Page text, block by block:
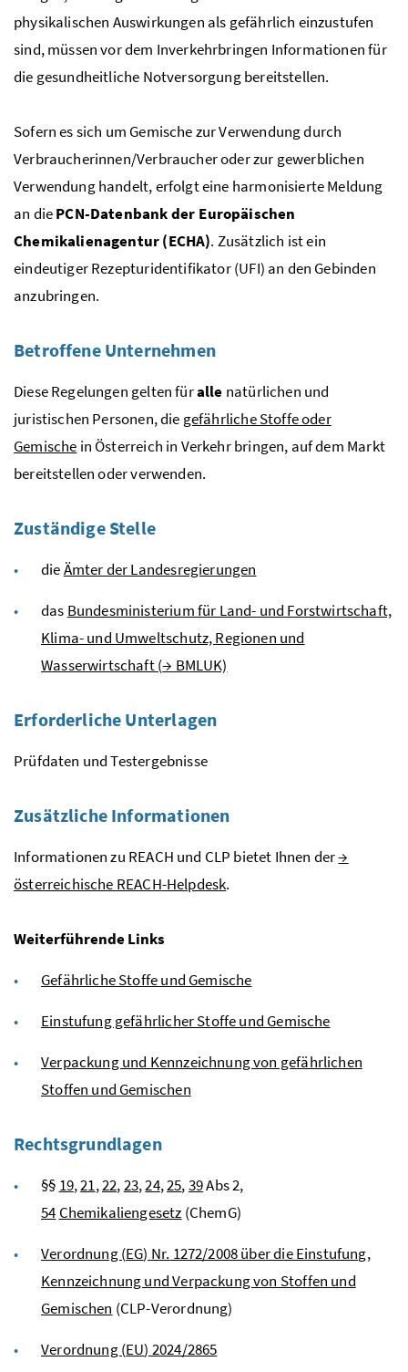
physikalischen Auswirkungen als gefährlich einzustufen
sind, müssen vor dem Inverkehrbringen Informationen für
die gesundheitliche Notversorgung bereitstellen.
Sofern es sich um Gemische zur Verwendung durch
Verbraucherinnen/Verbraucher oder zur gewerblichen
Verwendung handelt, erfolgt eine harmonisierte Meldung
an diePCN-Datenbank der Europäischen
Chemikalienagentur (ECHA). Zusätzlich ist ein
eindeutiger Rezepturidentifikator (UFI) an den Gebinden
anzubringen.
Betroffene Unternehmen
Diese Regelungen gelten füralle natürlichen und
juristischen Personen, die gefährliche Stoffe oder
Gemische in Österreich in Verkehr bringen, auf dem Markt
bereitstellen oder verwenden.
Zuständige Stelle
dieÄmter der Landesregierungen
das Bundesministerium für Land- und Forstwirtschaft,
Klima- und Umweltschutz, Regionen und
Wasserwirtschaft (→ BMLUK)
Erforderliche Unterlagen
Prüfdaten und Testergebnisse
Zusätzliche Informationen
Informationen zu REACH und CLP bietet Ihnen der→
österreichische REACH-Helpdesk.
Weiterführende Links
Gefährliche Stoffe und Gemische
Einstufung gefährlicher Stoffe und Gemische
Verpackung und Kennzeichnung von gefährlichen
Stoffen und Gemischen
Rechtsgrundlagen
§§ 19,21,22,23,24,25,39Abs2,
54 Chemikaliengesetz (ChemG)
Verordnung (EG) Nr. 1272/2008 über die Einstufung,
Kennzeichnung und Verpackung von Stoffen und
Gemischen (CLP-Verordnung)
Verordnung (EU) 2024/2865